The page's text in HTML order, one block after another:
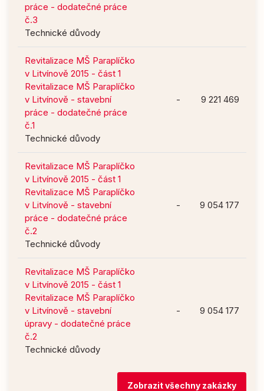
práce - dodatečné práce
č.3
Technické důvody
Revitalizace MŠ Paraplíčko
v Litvínově 2015 - část 1
Revitalizace MŠ Paraplíčko
v Litvínově - stavební
práce - dodatečné práce
č.1
Technické důvody
- 9 221 469
Revitalizace MŠ Paraplíčko
v Litvínově 2015 - část 1
Revitalizace MŠ Paraplíčko
v Litvínově - stavební
práce - dodatečné práce
č.2
Technické důvody
- 9 054 177
Revitalizace MŠ Paraplíčko
v Litvínově 2015 - část 1
Revitalizace MŠ Paraplíčko
v Litvínově - stavební
úpravy - dodatečné práce
č.2
Technické důvody
- 9 054 177
Zobrazit všechny zakázky